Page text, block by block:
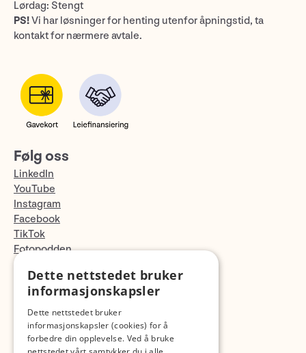
Lørdag: Stengt
PS!Vi har løsninger for henting utenfor åpningstid, ta
kontakt for nærmere avtale.
Følg oss
LinkedIn
YouTube
Instagram
Facebook
TikTok
Fotopodden
Med forbehold om skrive- og lagerfeil
Dette nettstedet bruker
informasjonskapsler
Dette nettstedet bruker
informasjonskapsler (cookies) for å
forbedre din opplevelse. Ved å bruke